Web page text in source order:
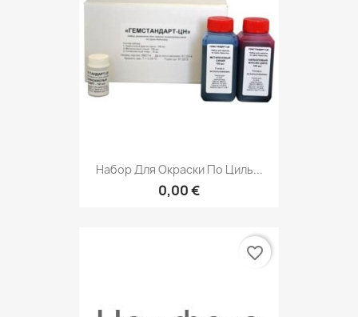
Набор Для Окраски По Циль...
0,00 €
favorite_border